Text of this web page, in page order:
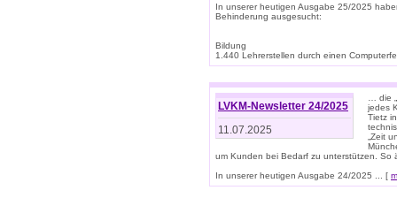
In unserer heutigen Ausgabe 25/2025
Behinderung ausgesucht:
Bildung
1.440 Lehrerstellen durch einen
LVKM-Newsletter 24/2025
11.07.2025
… die
jedes
Tietz
„Zeit
um Kunden bei Bedarf zu unterstützen.
In unserer heutigen Ausgabe 24/2025 ... [